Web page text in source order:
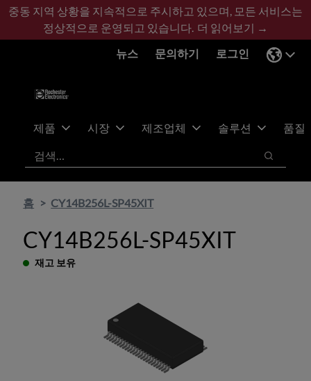
기
콘
바
글
중동 지역 상황을 지속적으로 주시하고 있으며, 모든 서비스는
정상적으로 운영되고 있습니다. 더 읽어보기 →
뉴스
문의하기 로그인
제품 시장 제조업체 솔루션
품질
검색
검색
홈 CY14B256L-SP45XIT
CY14B256L-SP45XIT
재고 보유